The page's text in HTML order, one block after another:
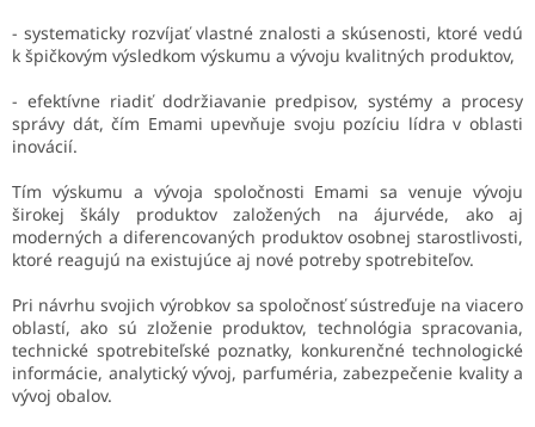
- systematicky rozvíjať vlastné znalosti a skúsenosti, ktoré vedú
k špičkovým výsledkom výskumu a vývoju kvalitných produktov,
- efektívne riadiť dodržiavanie predpisov, systémy a procesy
správy dát, čím Emami upevňuje svoju pozíciu lídra v oblasti
inovácií.
Tím výskumu a vývoja spoločnosti Emami sa venuje vývoju
širokej škály produktov založených na ájurvéde, ako aj
moderných a diferencovaných produktov osobnej starostlivosti,
ktoré reagujú na existujúce aj nové potreby spotrebiteľov.
Pri návrhu svojich výrobkov sa spoločnosť sústreďuje na viacero
oblastí, ako sú zloženie produktov, technológia spracovania,
technické spotrebiteľské poznatky, konkurenčné technologické
informácie, analytický vývoj, parfuméria, zabezpečenie kvality a
vývoj obalov.